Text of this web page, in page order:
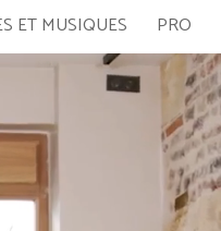
ET MUSIQUES PRO